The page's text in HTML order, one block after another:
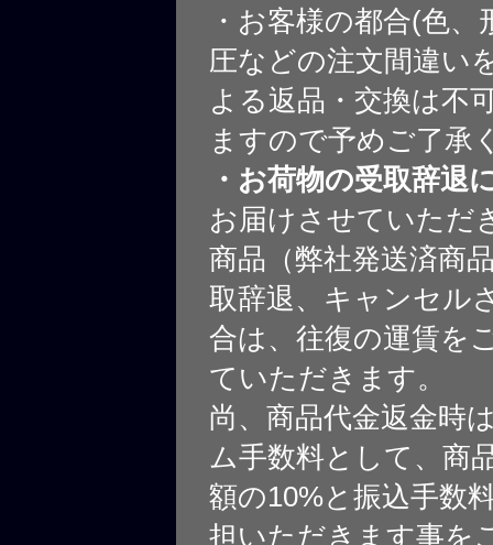
・お客様の都合(色、
圧などの注文間違い
よる返品・交換は不
ますので予めご了承
・お荷物の受取辞退
お届けさせていただ
商品（弊社発送済商
取辞退、キャンセル
合は、往復の運賃を
ていただきます。
尚、商品代金返金時
ム手数料として、商
額の10%と振込手数
担いただきます事を